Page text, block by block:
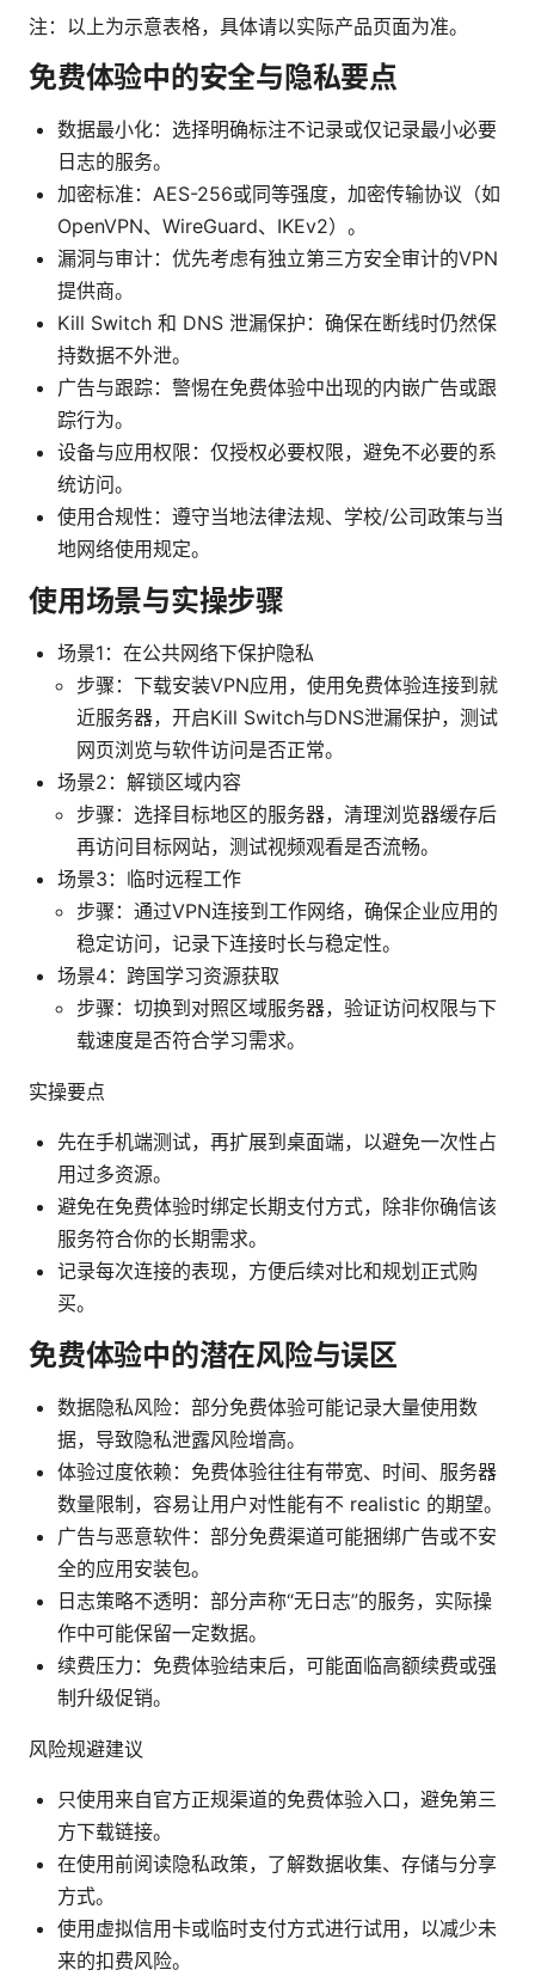
注：以上为示意表格，具体请以实际产品页面为准。
免费体验中的安全与隐私要点
数据最小化：选择明确标注不记录或仅记录最小必要
日志的服务。
加密标准：AES-256或同等强度，加密传输协议（如
OpenVPN、WireGuard、IKEv2）。
漏洞与审计：优先考虑有独立第三方安全审计的VPN
提供商。
Kill Switch 和 DNS 泄漏保护：确保在断线时仍然保
持数据不外泄。
广告与跟踪：警惕在免费体验中出现的内嵌广告或跟
踪行为。
设备与应用权限：仅授权必要权限，避免不必要的系
统访问。
使用合规性：遵守当地法律法规、学校/公司政策与当
地网络使用规定。
使用场景与实操步骤
场景1：在公共网络下保护隐私
步骤：下载安装VPN应用，使用免费体验连接到就
近服务器，开启Kill Switch与DNS泄漏保护，测试
网页浏览与软件访问是否正常。
场景2：解锁区域内容
步骤：选择目标地区的服务器，清理浏览器缓存后
再访问目标网站，测试视频观看是否流畅。
场景3：临时远程工作
步骤：通过VPN连接到工作网络，确保企业应用的
稳定访问，记录下连接时长与稳定性。
场景4：跨国学习资源获取
步骤：切换到对照区域服务器，验证访问权限与下
载速度是否符合学习需求。
实操要点
先在手机端测试，再扩展到桌面端，以避免一次性占
用过多资源。
避免在免费体验时绑定长期支付方式，除非你确信该
服务符合你的长期需求。
记录每次连接的表现，方便后续对比和规划正式购
买。
免费体验中的潜在风险与误区
数据隐私风险：部分免费体验可能记录大量使用数
据，导致隐私泄露风险增高。
体验过度依赖：免费体验往往有带宽、时间、服务器
数量限制，容易让用户对性能有不 realistic 的期望。
广告与恶意软件：部分免费渠道可能捆绑广告或不安
全的应用安装包。
日志策略不透明：部分声称“无日志”的服务，实际操
作中可能保留一定数据。
续费压力：免费体验结束后，可能面临高额续费或强
制升级促销。
风险规避建议
只使用来自官方正规渠道的免费体验入口，避免第三
方下载链接。
在使用前阅读隐私政策，了解数据收集、存储与分享
方式。
使用虚拟信用卡或临时支付方式进行试用，以减少未
来的扣费风险。